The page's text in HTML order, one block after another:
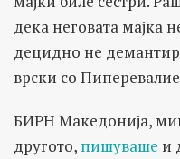
дека неговата мајка
децидно не
врски со
БИРН Македонија,
другото, пишуваше и